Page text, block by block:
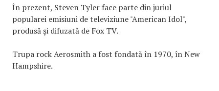
În prezent, Steven Tyler face parte din juriul
popularei emisiuni de televiziune "American Idol",
produsă şi difuzată de Fox TV.
Trupa rock Aerosmith a fost fondată în 1970, în New
Hampshire.